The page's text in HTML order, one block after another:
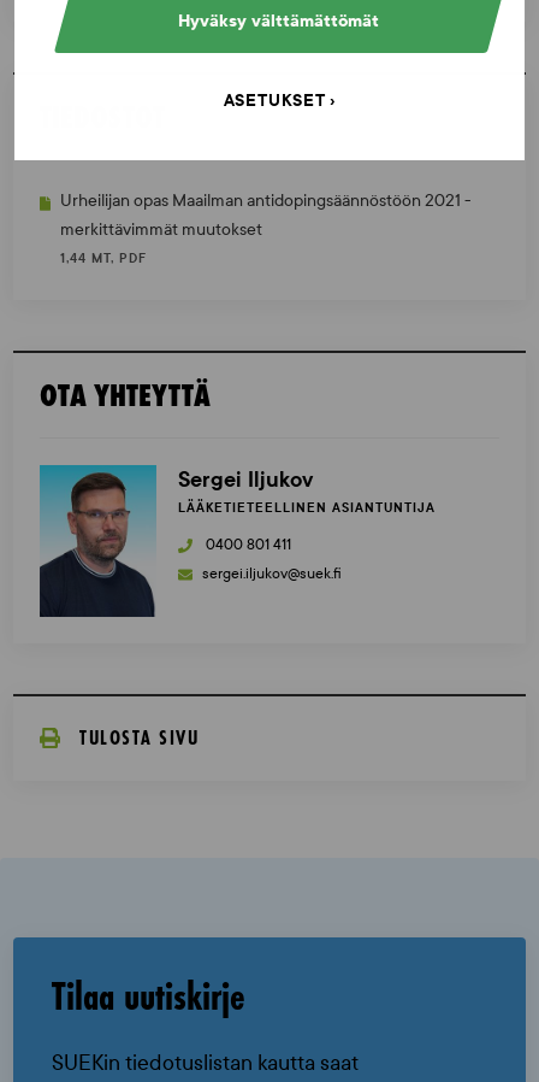
Hyväksy välttämättömät
ASETUKSET
Urheilijan opas Maailman antidopingsäännöstöön 2021 -
merkittävimmät muutokset
1,44 MT, PDF
OTA YHTEYTTÄ
Sergei Iljukov
LÄÄKETIETEELLINEN ASIANTUNTIJA
0400 801 411
sergei.iljukov@suek.fi
TULOSTA SIVU
Tilaa uutiskirje
SUEKin tiedotuslistan kautta saat